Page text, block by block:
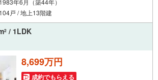
104戸 / 地上13階建
2 / 1LDK
8,699万円
成約でもらえる